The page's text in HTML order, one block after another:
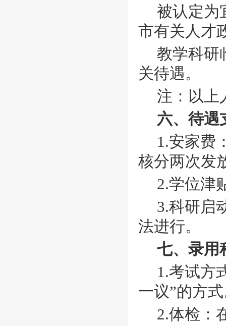
被认定为
市有关人才
教学科研
关待遇。
注：以上
六、待遇
1.安家费
核分两次发
2.学位津
3.科研启
法进行。
七、录用
1.考试方
一议”的方
2.体检：